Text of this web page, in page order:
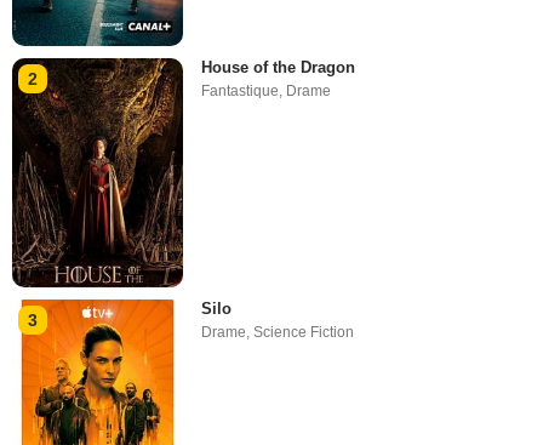
2
House of the Dragon
Fantastique, Drame
3
Silo
Drame ,Science Fiction